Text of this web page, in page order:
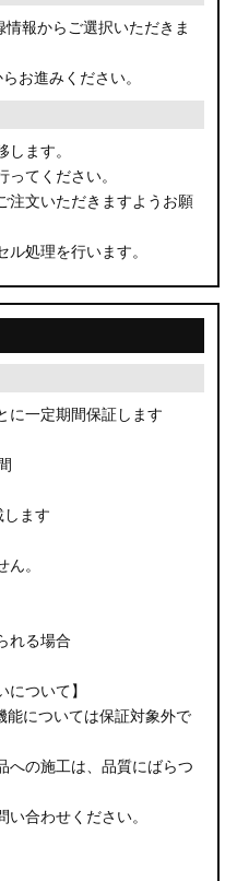
報からご選択いただきま
お進みください。
ます。
てください。
注文いただきますようお願
処理を行います。
に一定期間保証します
ます
。
れる場合
について】
能については保証対象外で
への施工は、品質にばらつ
合わせください。